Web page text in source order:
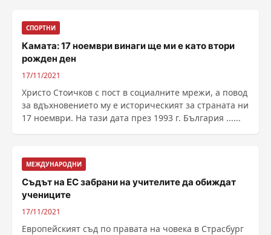
за...
СПОРТНИ
Камата: 17 ноември винаги ще ми е като втори
рожден ден
17/11/2021
Христо Стоичков с пост в социалните мрежи, а повод
за вдъхновението му е историческият за страната ни
17 ноември. На тази дата през 1993 г. България ......
МЕЖДУНАРОДНИ
Съдът на ЕС забрани на учителите да обиждат
учениците
17/11/2021
Европейският съд по правата на човека в Страсбург